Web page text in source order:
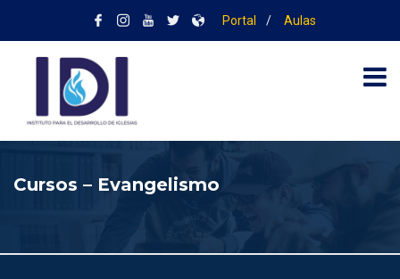
Portal / Aulas
Cursos – Evangelismo